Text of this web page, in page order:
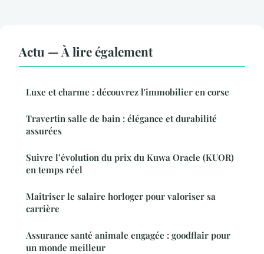
Actu — À lire également
Luxe et charme : découvrez l'immobilier en corse
Travertin salle de bain : élégance et durabilité
assurées
Suivre l’évolution du prix du Kuwa Oracle (KUOR)
en temps réel
Maîtriser le salaire horloger pour valoriser sa
carrière
Assurance santé animale engagée : goodflair pour
un monde meilleur